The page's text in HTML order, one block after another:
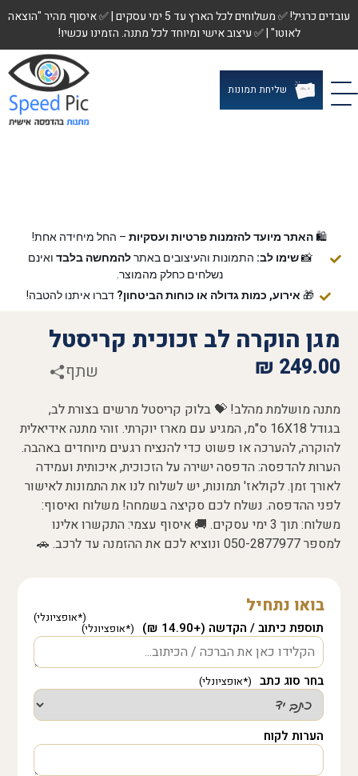
עובדים כרגיל! ✅ משלוחים לכל הארץ עד 5 ימי עסקים | ✅ איסוף מהיר "הוצאה
לאוטו" | ✅ עיצוב אישי ומיוחד לכל מתנה. הזמינו עכשיו!
שליחת תמונות
🛍️האתר מיועד להזמנות פרטיות ועסקיות – החל מיחידה אחת!
📸שימו לב: התמונות והעיצובים באתרלהמחשה בלבד ואינם
נשלחים כחלק מהמוצר.
🎁 אירוע, כמות גדולה או כוחות הביטחון? דברו איתנו להטבה!
מגן הוקרה לב זכוכית קריסטל
249.00
₪ שתף
מתנה מושלמת מהלב! 💝 בלוק קריסטל מרשים בצורת לב,
בגודל 16X18 ס"מ, המגיע עם מארז יוקרתי. זוהי מתנה אידיאלית
להוקרה, להערכה או פשוט כדי להנציח רגעים מיוחדים באהבה.
הערות להדפסה: הדפסה ישירה על הזכוכית, איכותית ועמידה
לאורך זמן. לקולאז' תמונות, יש לשלוח לנו את התמונות לאישור
לפני ההדפסה. נשלח לכם סקיצה בשמחה! משלוח ואיסוף:
משלוח: תוך 3 ימי עסקים. 🚚 איסוף עצמי: התקשרו אלינו
למספר 050-2877977 ונוציא לכם את ההזמנה עד לרכב. 🚗
בואו נתחיל
תוספת כיתוב / הקדשה (+14.90 ₪)
בחר סוג כתב
הערות לקוח